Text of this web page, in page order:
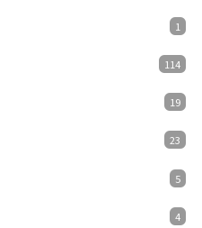
1
114
19
23
5
4